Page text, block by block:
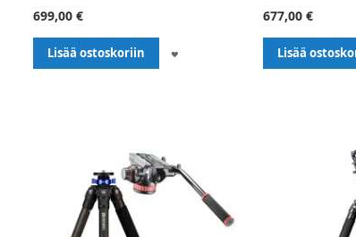
699,00 €
Lisää ostoskoriin
677,00 €
Lisää